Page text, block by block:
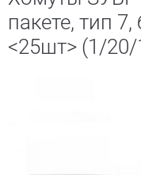
пакете, тип
<25шт> (1/20/